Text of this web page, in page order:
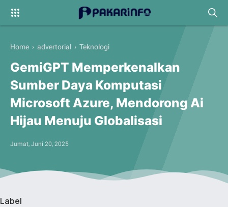
Label
Home › advertorial › Teknologi
GemiGPT Memperkenalkan
Sumber Daya Komputasi
Microsoft Azure, Mendorong Ai
Hijau Menuju Globalisasi
Jumat, Juni 20, 2025